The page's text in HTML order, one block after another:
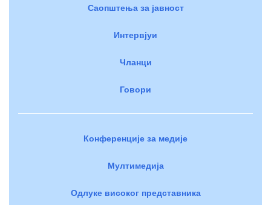
Саопштења за јавност
Интервјуи
Чланци
Говори
Конференције за медије
Мултимедија
Одлуке високог представника